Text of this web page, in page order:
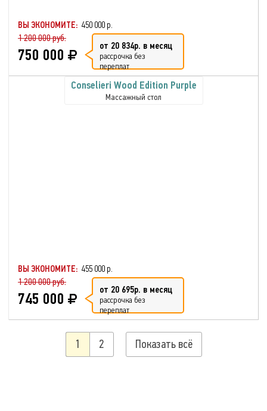
ВЫ ЭКОНОМИТЕ: 450 000 р.
1 200 000 руб.
750 000 от 20 834р. в месяц
рассрочка без
переплат
Conselieri Wood Edition Purple
Массажный стол
ВЫ ЭКОНОМИТЕ: 455 000 р.
1 200 000 руб.
745 000 от 20 695р. в месяц
рассрочка без
переплат
1 2 Показать всё